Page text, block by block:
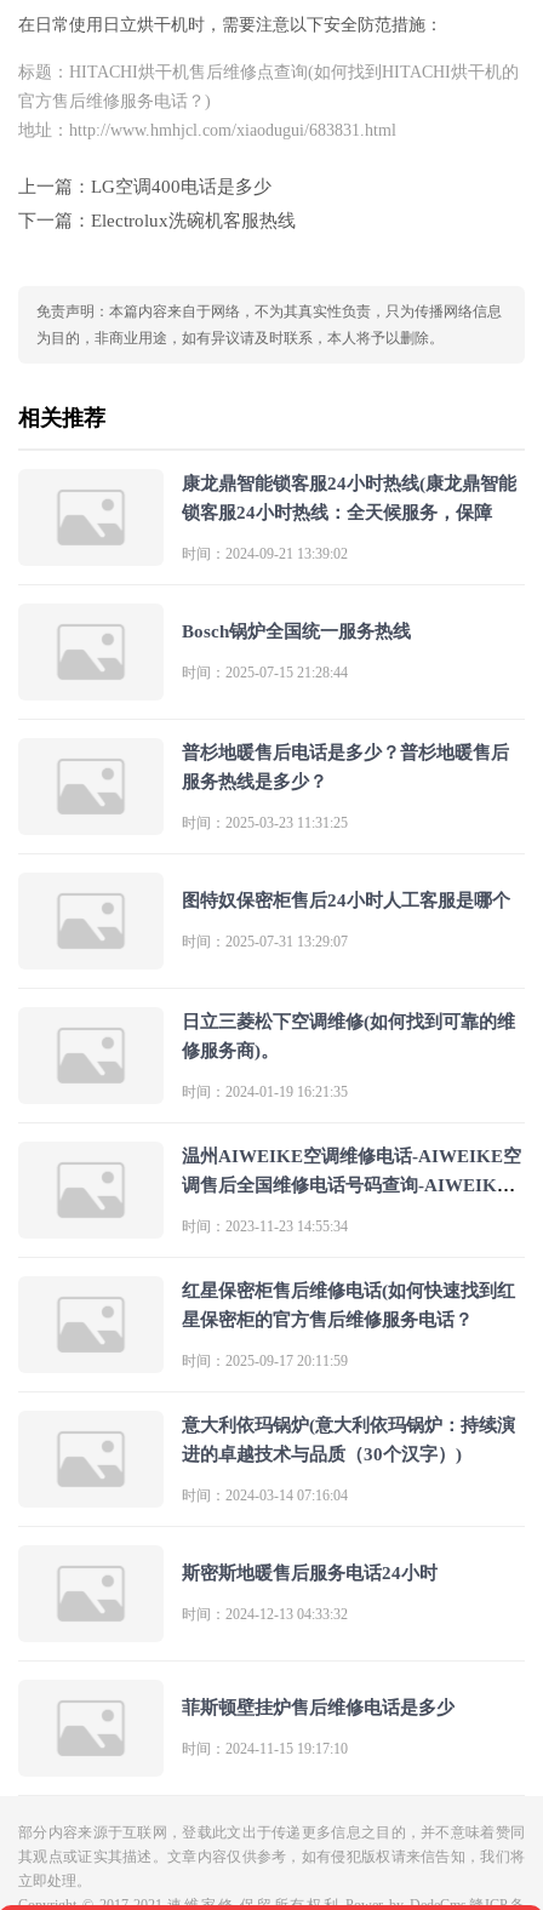
在日常使用日立烘干机时，需要注意以下安全防范措施：
标题：HITACHI烘干机售后维修点查询(如何找到HITACHI烘干机的
官方售后维修服务电话？)
地址：http://www.hmhjcl.com/xiaodugui/683831.html
上一篇： LG空调400电话是多少
下一篇： Electrolux洗碗机客服热线
免责声明：本篇内容来自于网络，不为其真实性负责，只为传播网络信息
为目的，非商业用途，如有异议请及时联系，本人将予以删除。
相关推荐
康龙鼎智能锁客服24小时热线(康龙鼎智能
锁客服24小时热线：全天候服务，保障
时间：2024-09-21 13:39:02
Bosch锅炉全国统一服务热线
时间：2025-07-15 21:28:44
普杉地暖售后电话是多少？普杉地暖售后
服务热线是多少？
时间：2025-03-23 11:31:25
图特奴保密柜售后24小时人工客服是哪个
时间：2025-07-31 13:29:07
日立三菱松下空调维修(如何找到可靠的维
修服务商)。
时间：2024-01-19 16:21:35
温州AIWEIKE空调维修电话-AIWEIKE空
调售后全国维修电话号码查询-AIWEIKE
时间：2023-11-23 14:55:34
红星保密柜售后维修电话(如何快速找到红
星保密柜的官方售后维修服务电话？
时间：2025-09-17 20:11:59
意大利依玛锅炉(意大利依玛锅炉：持续演
进的卓越技术与品质（30个汉字）)
时间：2024-03-14 07:16:04
斯密斯地暖售后服务电话24小时
时间：2024-12-13 04:33:32
菲斯顿壁挂炉售后维修电话是多少
时间：2024-11-15 19:17:10
部分内容来源于互联网，登载此文出于传递更多信息之目的，并不意味着赞同
其观点或证实其描述。文章内容仅供参考，如有侵犯版权请来信告知，我们将
立即处理。
Copyright © 2017-2021 速维家修.保留所有权利 Power by DedeCms赣ICP备